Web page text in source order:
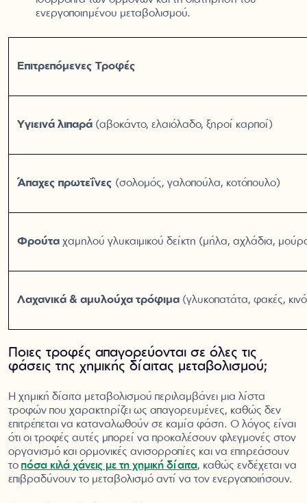
ενεργοποιημένου μεταβολισμού.
Επιτρεπόμενες Τροφές
Υγιεινά λιπαρά (αβοκάντο, ελαιόλαδο, ξηροί καρποί)
Άπαχες πρωτεΐνες (σολομός, γαλοπούλα, κοτόπουλο)
Φρούτα χαμηλού γλυκαιμικού δείκτη (μήλα, αχλάδια,
Λαχανικά & αμυλούχα τρόφιμα (γλυκοπατάτα, φακές,
Ποιες τροφές απαγορεύονται σε όλες τις
φάσεις της χημικής δίαιτας μεταβολισμού;
Η χημική δίαιτα μεταβολισμού περιλαμβάνει μια λίστα
τροφών που χαρακτηρίζει ως απαγορευμένες, καθώς δεν
επιτρέπεται να καταναλωθούν σε καμία φάση. Ο λόγος είναι
ότι οι τροφές αυτές μπορεί να προκαλέσουν φλεγμονές στον
οργανισμό και ορμονικές ανισορροπίες και να επηρεάσουν
το πόσα κιλά χάνεις με τη χημική δίαιτα, καθώς ενδέχεται να
επιβραδύνουν το μεταβολισμό αντί να τον ενεργοποιήσουν.